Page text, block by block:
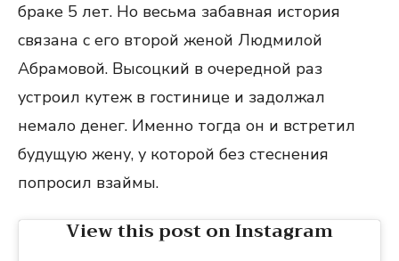
браке 5 лет. Но весьма забавная история
связана с его второй женой Людмилой
Абрамовой. Высоцкий в очередной раз
устроил кутеж в гостинице и задолжал
немало денег. Именно тогда он и встретил
будущую жену, у которой без стеснения
попросил взаймы.
View this post on Instagram